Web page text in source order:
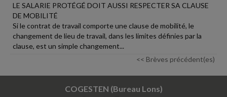
LE SALARIE PROTÉGÉ DOIT AUSSI RESPECTER SA CLAUSE
DE MOBILITÉ
Si le contrat de travail comporte une clause de mobilité, le
changement de lieu de travail, dans les limites définies par la
clause, est un simple changement...
<< Brèves précédent(es)
COGESTEN (Bureau Lons)